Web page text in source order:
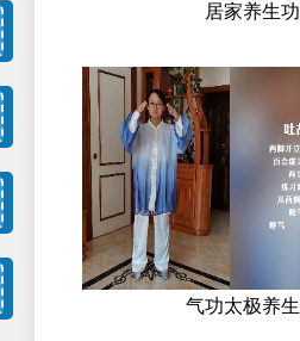
居家养生功
气功太极养